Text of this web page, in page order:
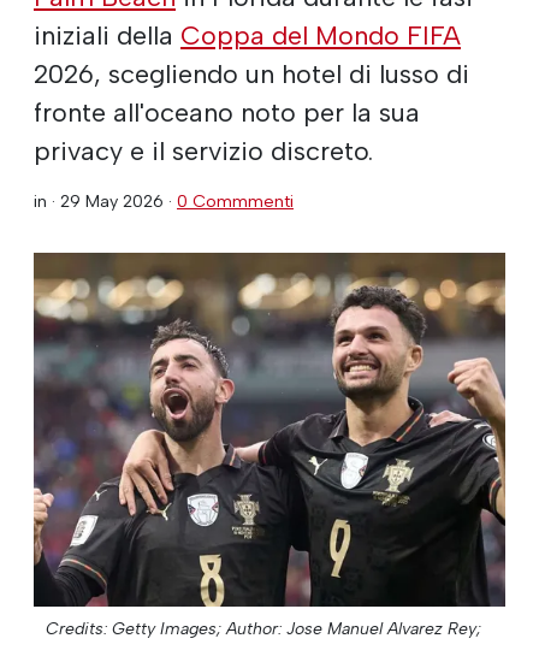
iniziali della Coppa del Mondo FIFA
2026, scegliendo un hotel di lusso di
fronte all'oceano noto per la sua
privacy e il servizio discreto.
in · 29 May 2026 · 0 Commmenti
Credits: Getty Images; Author: Jose Manuel Alvarez Rey;